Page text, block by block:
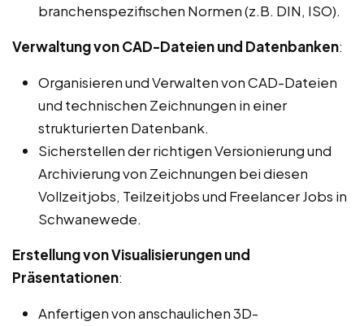
branchenspezifischen Normen (z.B. DIN, ISO).
Verwaltung von CAD-Dateien und Datenbanken:
Organisieren und Verwalten von CAD-Dateien
und technischen Zeichnungen in einer
strukturierten Datenbank.
Sicherstellen der richtigen Versionierung und
Archivierung von Zeichnungen bei diesen
Vollzeitjobs, Teilzeitjobs und Freelancer Jobs in
Schwanewede.
Erstellung von Visualisierungen und
Präsentationen:
Anfertigen von anschaulichen 3D-